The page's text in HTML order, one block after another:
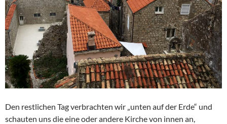
Den restlichen Tag verbrachten wir „unten auf der Erde“ und
schauten uns die eine oder andere Kirche von innen an,